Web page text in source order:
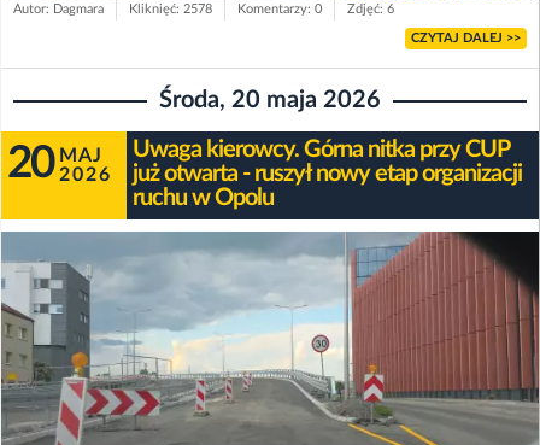
Autor: Dagmara Kliknięć: 2578 Komentarzy: 0 Zdjęć: 6
CZYTAJ DALEJ >>
Środa, 20 maja 2026
20 MAJ
2026
Uwaga kierowcy. Górna nitka przy CUP
już otwarta - ruszył nowy etap organizacji
ruchu w Opolu